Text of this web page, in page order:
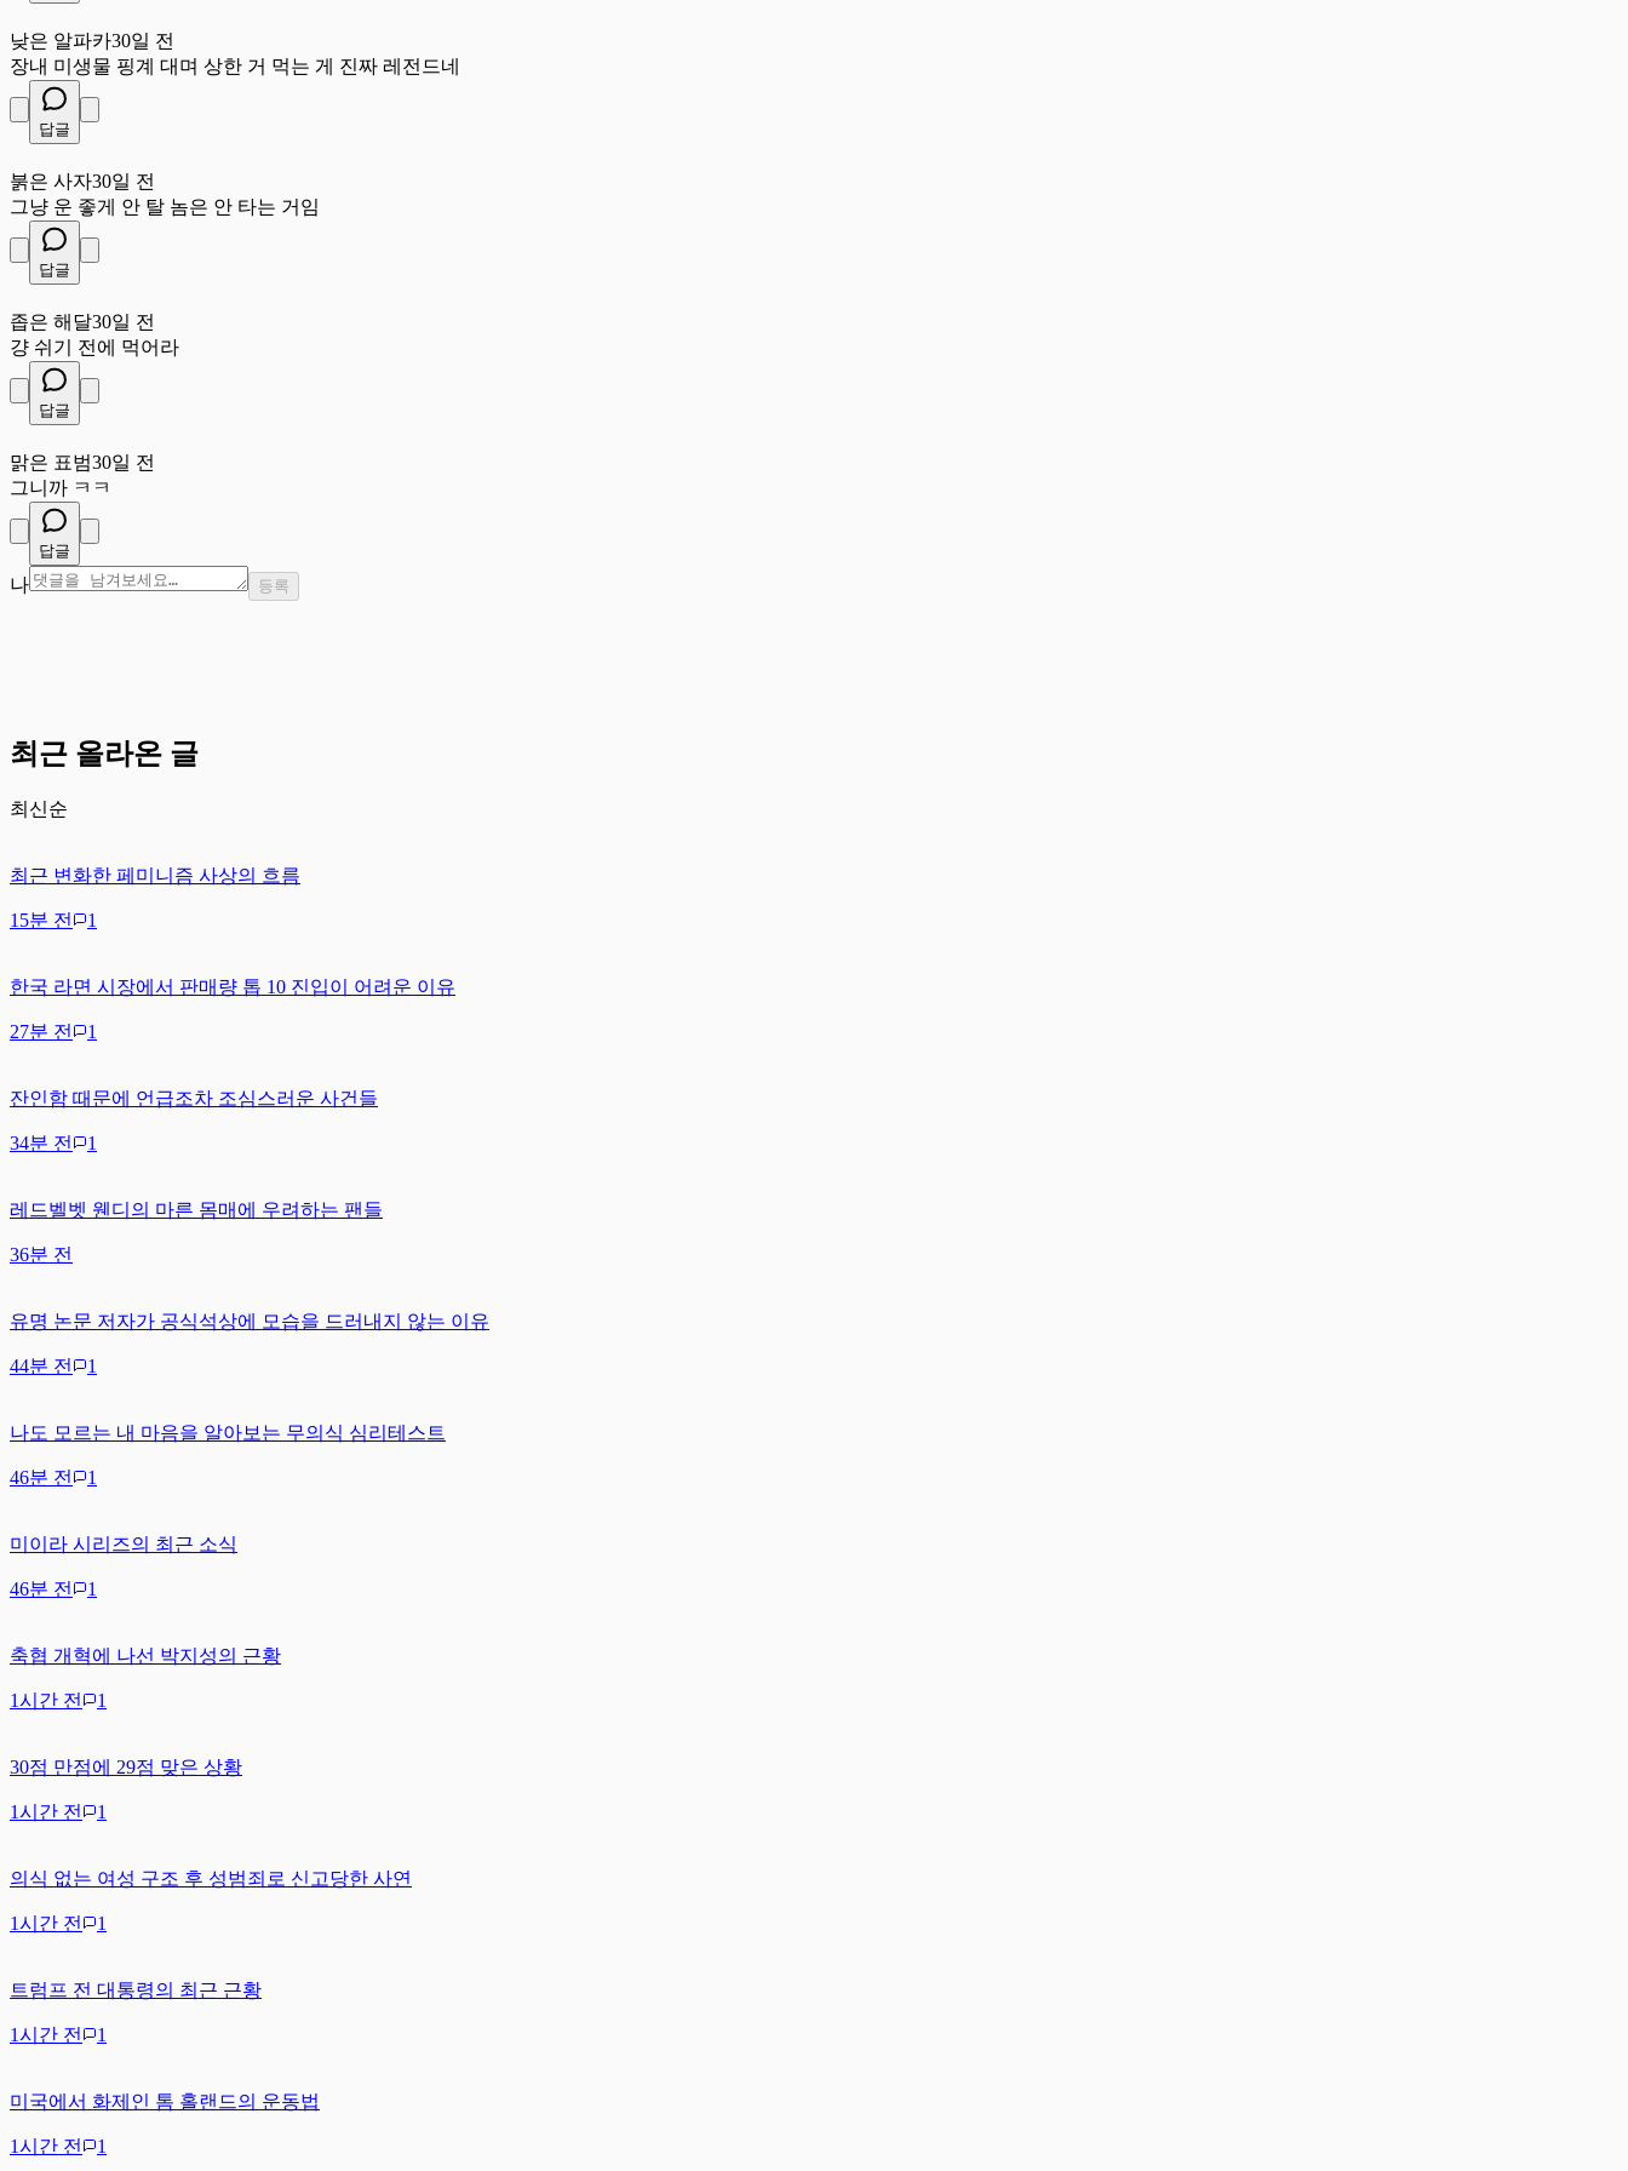
낮은 알파카30일 전
장내 미생물 핑계 대며 상한 거 먹는 게 진짜 레전드네
답글
붉은 사자30일 전
그냥 운 좋게 안 탈 놈은 안 타는 거임
답글
좁은 해달30일 전
걍 쉬기 전에 먹어라
답글
맑은 표범30일 전
그니까 ㅋㅋ
답글
나 등록
최근 올라온 글
최신순
최근 변화한 페미니즘 사상의 흐름
15분 전 1
한국 라면 시장에서 판매량 톱 10 진입이 어려운 이유
27분 전 1
잔인함 때문에 언급조차 조심스러운 사건들
34분 전 1
레드벨벳 웬디의 마른 몸매에 우려하는 팬들
36분 전
유명 논문 저자가 공식석상에 모습을 드러내지 않는 이유
44분 전 1
나도 모르는 내 마음을 알아보는 무의식 심리테스트
46분 전 1
미이라 시리즈의 최근 소식
46분 전 1
축협 개혁에 나선 박지성의 근황
1시간 전 1
30점 만점에 29점 맞은 상황
1시간 전 1
의식 없는 여성 구조 후 성범죄로 신고당한 사연
1시간 전 1
트럼프 전 대통령의 최근 근황
1시간 전 1
미국에서 화제인 톰 홀랜드의 운동법
1시간 전 1